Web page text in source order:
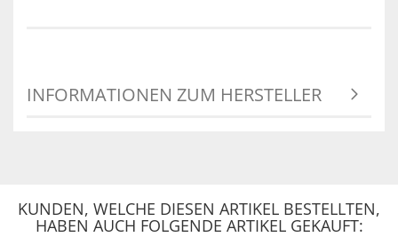
INFORMATIONEN ZUM HERSTELLER
KUNDEN, WELCHE DIESEN ARTIKEL BESTELLTEN,
HABEN AUCH FOLGENDE ARTIKEL GEKAUFT: